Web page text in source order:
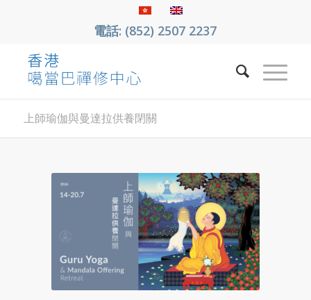
電話: (852) 2507 2237
上師瑜伽與曼達拉供養閉關